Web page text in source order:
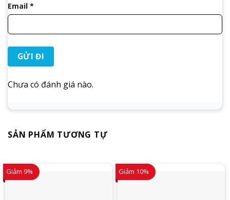
Email *
Chưa có đánh giá nào.
SẢN PHẨM TƯƠNG TỰ
Giảm 9% Giảm 10%